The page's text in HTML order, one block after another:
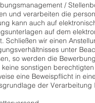
/
und verarbeiten die
kann auch auf
auf dem
Schließen wir einen
unter
so werden die
sonstigen
eine Beweispflicht in
der Verarbeitung